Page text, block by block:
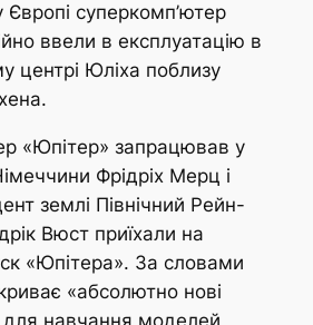
суперкомп’ютер
ввели в експлуатацію в
центрі Юліха поблизу
«Юпітер» запрацював у
Фрідріх Мерц і
землі Північний Рейн-
Вюст приїхали на
«Юпітера». За словами
«абсолютно нові